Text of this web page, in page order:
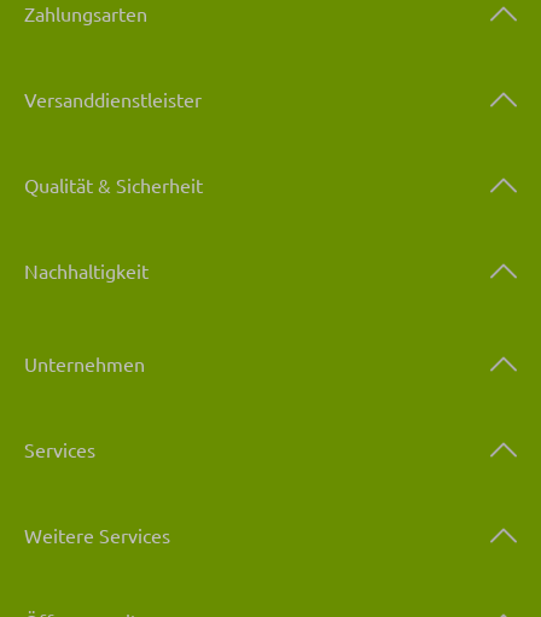
Zahlungsarten
Versanddienstleister
Qualität & Sicherheit
Nachhaltigkeit
Unternehmen
Services
Weitere Services